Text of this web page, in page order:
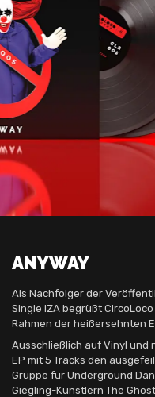
ANYWAY
Als Nachfolger der
Single IZA begrüßt
Rahmen der heißersehnten
Ausschließlich auf Vinyl und
EP mit 5 Tracks den
Gruppe für Underground
Giegling-Künstlern The